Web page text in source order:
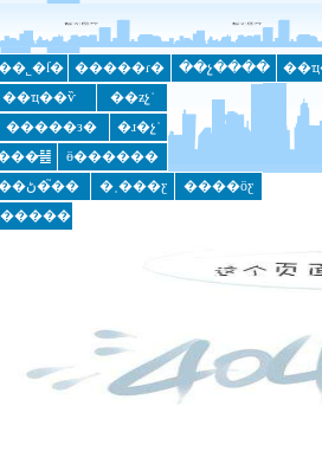
�����ɾ� ��չ����
��ҵ��ѷ
��ƶչʾ
�����з�
�ɹ�չʾ
䷶
ӫ������
���ڻ�֮�� �˲���ƹ
����ӧƹ